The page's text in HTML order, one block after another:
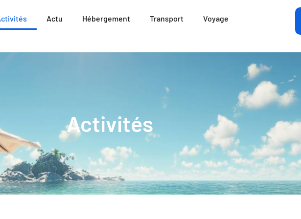
Actu Hébergement Transport Voyage
Activités